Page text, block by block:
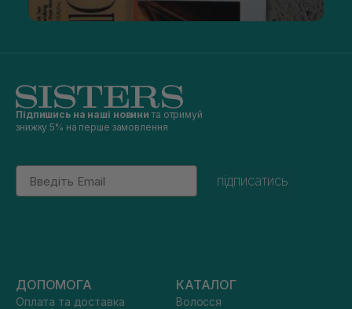
Підпишись на наші новини та отримуй
знижку 5% на перше замовлення
Email
підписатись
ДОПОМОГА
Оплата та доставка
КАТАЛОГ
Волосся